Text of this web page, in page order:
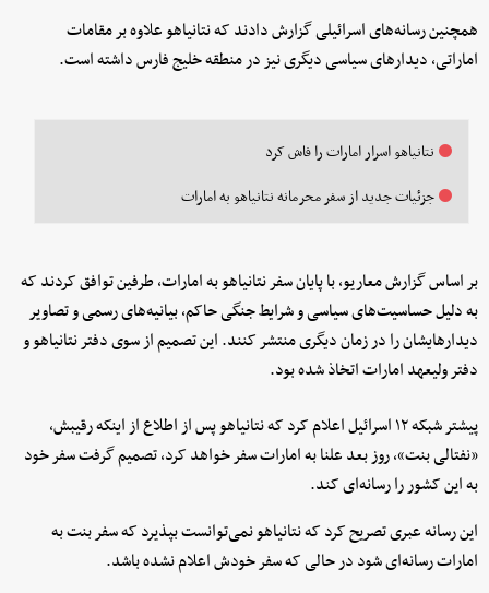
همچنین رسانه‌های اسرائیلی گزارش دادند که نتانیاهو علاوه بر مقامات
اماراتی، دیدارهای سیاسی دیگری نیز در منطقه خلیج فارس داشته است.
نتانیاهو اسرار امارات را فاش کرد
جزئیات جدید از سفر محرمانه نتانیاهو به امارات
بر اساس گزارش معاریو، با پایان سفر نتانیاهو به امارات، طرفین توافق کردند که
به دلیل حساسیت‌های سیاسی و شرایط جنگی حاکم، بیانیه‌های رسمی و تصاویر
دیدارهایشان را در زمان دیگری منتشر کنند. این تصمیم از سوی دفتر نتانیاهو و
دفتر ولیعهد امارات اتخاذ شده بود.
پیشتر شبکه ۱۲ اسرائیل اعلام کرد که نتانیاهو پس از اطلاع از اینکه رقیبش،
«نفتالی بنت»، روز بعد علنا به امارات سفر خواهد کرد، تصمیم گرفت سفر خود
به این کشور را رسانه‌ای کند.
این رسانه‌ عبری تصریح کرد که نتانیاهو نمی‌توانست بپذیرد که سفر بنت به
امارات رسانه‌ای شود در حالی که سفر خودش اعلام نشده باشد.